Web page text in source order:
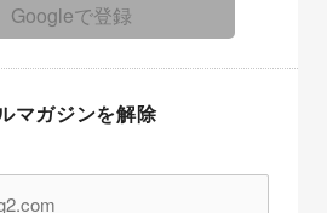
Googleで登録
マガジンを解除